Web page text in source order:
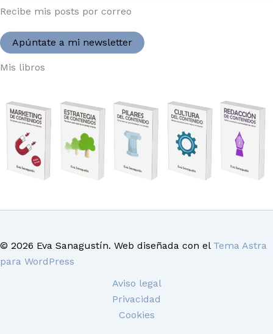
Recibe mis posts por correo
Apúntate a mi newsletter
Mis libros
© 2026 Eva Sanagustín. Web diseñada con el Tema Astra
para WordPress
Aviso legal
Privacidad
Cookies